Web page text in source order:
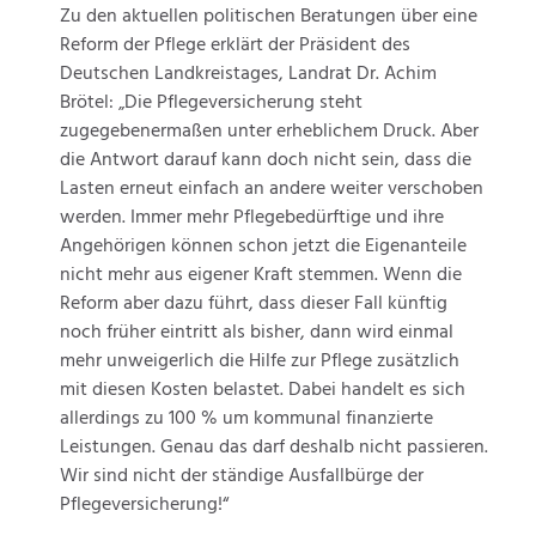
Zu den aktuellen politischen Beratungen über eine
Reform der Pflege erklärt der Präsident des
Deutschen Landkreistages, Landrat Dr. Achim
Brötel: „Die Pflegeversicherung steht
zugegebenermaßen unter erheblichem Druck. Aber
die Antwort darauf kann doch nicht sein, dass die
Lasten erneut einfach an andere weiter verschoben
werden. Immer mehr Pflegebedürftige und ihre
Angehörigen können schon jetzt die Eigenanteile
nicht mehr aus eigener Kraft stemmen. Wenn die
Reform aber dazu führt, dass dieser Fall künftig
noch früher eintritt als bisher, dann wird einmal
mehr unweigerlich die Hilfe zur Pflege zusätzlich
mit diesen Kosten belastet. Dabei handelt es sich
allerdings zu 100 % um kommunal finanzierte
Leistungen. Genau das darf deshalb nicht passieren.
Wir sind nicht der ständige Ausfallbürge der
Pflegeversicherung!“